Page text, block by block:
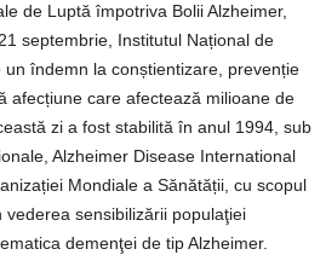
de Luptă împotriva Bolii Alzheimer,
septembrie, Institutul Național de
îndemn la conștientizare, prevenție
afecțiune care afectează milioane de
zi a fost stabilită în anul 1994, sub
Alzheimer Disease International
Mondiale a Sănătății, cu scopul
sensibilizării populaţiei
demenţei de tip Alzheimer.